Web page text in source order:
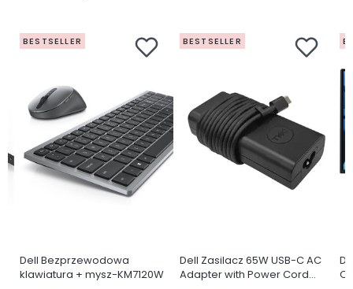
BESTSELLER
Dell Bezprzewodowa
klawiatura + mysz-KM7120W
BESTSELLER
Dell Zasilacz 65W USB-C AC
Adapter with Power Cord